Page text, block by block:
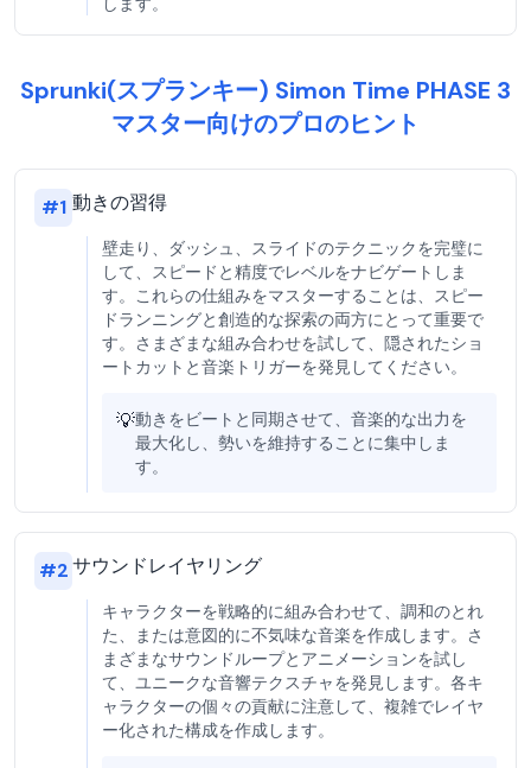
Sprunki(スプランキー) Simon Time PHASE 3
マスター向けのプロのヒント
#1 動きの習得
壁走り、ダッシュ、スライドのテクニックを完璧に
して、スピードと精度でレベルをナビゲートしま
す。これらの仕組みをマスターすることは、スピー
ドランニングと創造的な探索の両方にとって重要で
す。さまざまな組み合わせを試して、隠されたショ
ートカットと音楽トリガーを発見してください。
💡動きをビートと同期させて、音楽的な出力を
最大化し、勢いを維持することに集中しま
す。
#2サウンドレイヤリング
キャラクターを戦略的に組み合わせて、調和のとれ
た、または意図的に不気味な音楽を作成します。さ
まざまなサウンドループとアニメーションを試し
て、ユニークな音響テクスチャを発見します。各キ
ャラクターの個々の貢献に注意して、複雑でレイヤ
ー化された構成を作成します。